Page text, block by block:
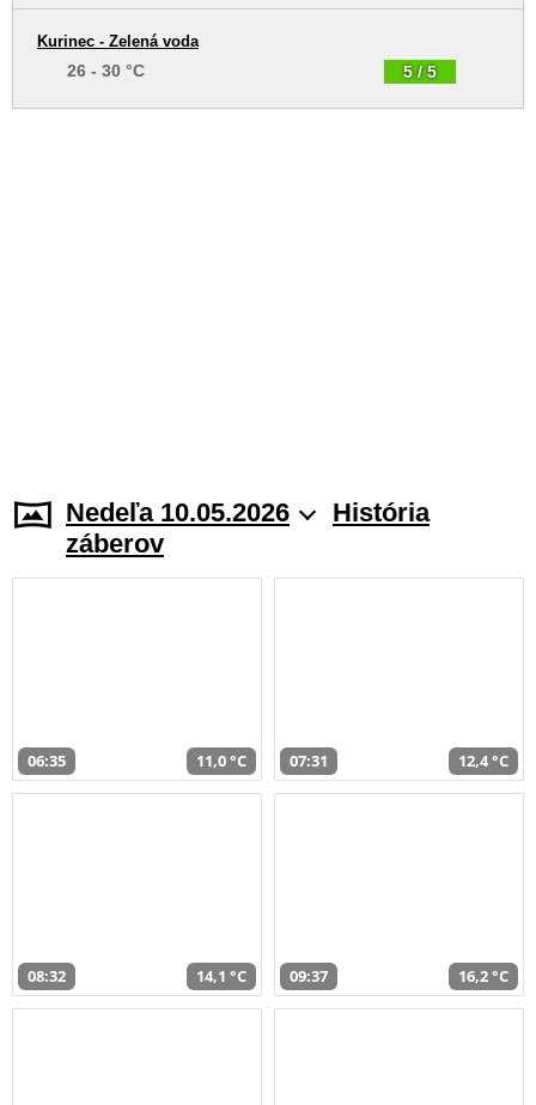
5 / 5
Kurinec - Zelená voda
26 - 30 °C
Nedeľa 10.05.2026
História
záberov
06:35 11,0 °C 07:31 12,4 °C
08:32 14,1 °C 09:37 16,2 °C